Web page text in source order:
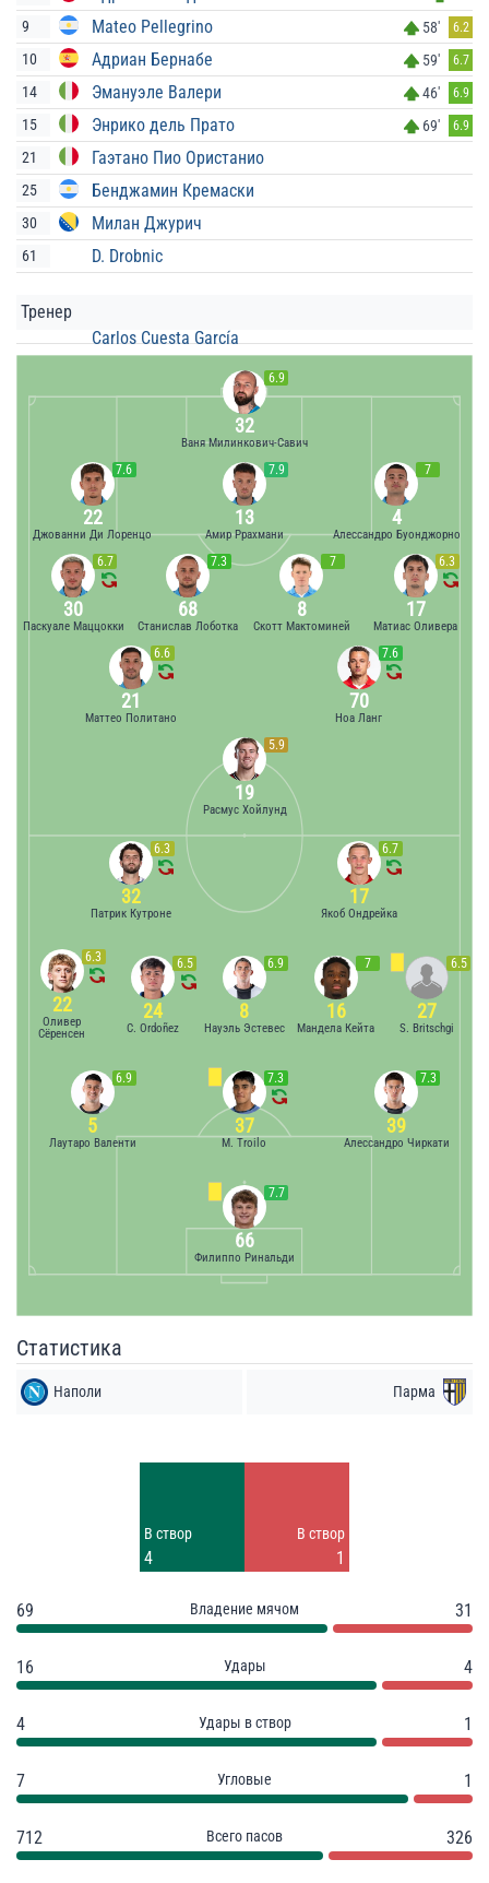
9
Mateo Pellegrino 58' 6.2
10 Адриан Бернабе 59' 6.7
14 Эмануэле Валери 46' 6.9
15 Энрико дель Прато 69' 6.9
21 Гаэтано Пио Ористанио
25 Бенджамин Кремаски
30 Милан Джурич
61 D. Drobnic
Тренер
Carlos Cuesta García
6.9
32
Ваня Милинкович-Савич
7
4
Алессандро Буонджорно
7.9
13
Амир Ррахмани
7.6
22
Джованни Ди Лоренцо
6.3
17
Матиас Оливера
7
8
Скотт Мактоминей
7.3
68
Станислав Лоботка
6.7
30
Паскуале Маццокки
7.6
70
Ноа Ланг
6.6
21
Маттео Политано
5.9
19
Расмус Хойлунд
7.7
66
Филиппо Ринальди
6.9
5
Лаутаро Валенти
7.3
37
M. Troilo
7.3
39
Алессандро Чиркати
6.3
22
Оливер
Сёренсен
6.5
24
C. Ordoñez
6.9
8
Науэль Эстевес
7
16
Мандела Кейта
6.5
27
S. Britschgi
6.3
32
Патрик Кутроне
6.7
17
Якоб Ондрейка
Статистика
Наполи Парма
В створ
4
В створ
1
69 Владение мячом 31
16 Удары 4
4 Удары в створ 1
7 Угловые 1
712 Всего пасов 326